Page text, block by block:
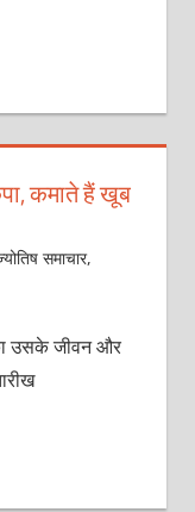
कमाते हैं खूब
समाचार,
उसके जीवन और